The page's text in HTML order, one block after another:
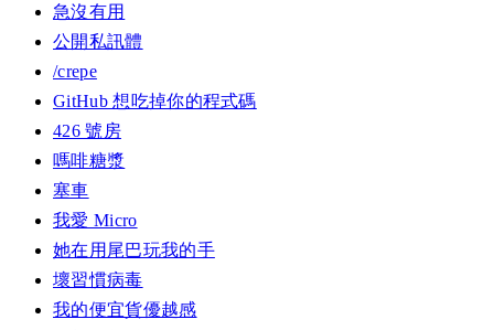
急沒有用
公開私訊體
/crepe
GitHub 想吃掉你的程式碼
426 號房
嗎啡糖漿
塞車
我愛 Micro
她在用尾巴玩我的手
壞習慣病毒
我的便宜貨優越感